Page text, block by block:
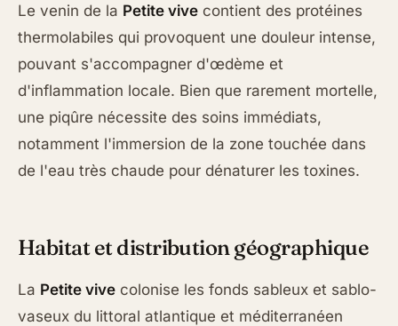
Le venin de la Petite vive contient des protéines
thermolabiles qui provoquent une douleur intense,
pouvant s'accompagner d'œdème et
d'inflammation locale. Bien que rarement mortelle,
une piqûre nécessite des soins immédiats,
notamment l'immersion de la zone touchée dans
de l'eau très chaude pour dénaturer les toxines.
Habitat et distribution géographique
La Petite vive colonise les fonds sableux et sablo-
vaseux du littoral atlantique et méditerranéen